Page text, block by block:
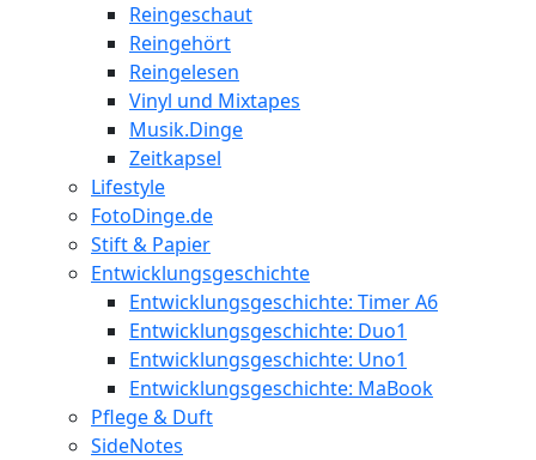
Reingeschaut
Reingehört
Reingelesen
Vinyl und Mixtapes
Musik.Dinge
Zeitkapsel
Lifestyle
FotoDinge.de
Stift & Papier
Entwicklungsgeschichte
Entwicklungsgeschichte: Timer A6
Entwicklungsgeschichte: Duo1
Entwicklungsgeschichte: Uno1
Entwicklungsgeschichte: MaBook
Pflege & Duft
SideNotes